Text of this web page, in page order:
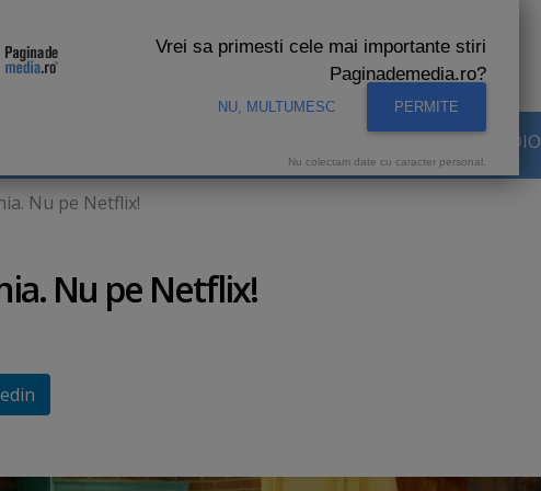
AUDIENTE RADIO
Nu pe Netflix!
Nu pe Netflix!
Vrei sa primesti cele mai importante stiri
Paginademedia.ro?
NU, MULTUMESC PERMITE
Nu colectam date cu caracter personal.